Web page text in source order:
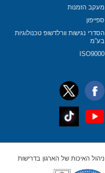
מעקב הזמנות
ספייפון
הסדרי נגישות וורלדשופ טכנולוגיות
בע”מ
ISO9000